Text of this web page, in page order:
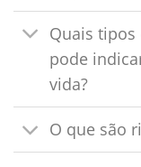
Quais tipos
pode
vida?
O que são